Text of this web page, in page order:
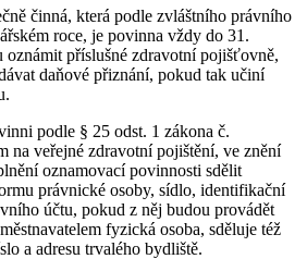
činná, která podle zvláštního právního
roce, je povinna vždy do 31.
oznámit příslušné zdravotní pojišťovně,
daňové přiznání, pokud tak učiní
podle § 25 odst. 1 zákona č.
na veřejné zdravotní pojištění, ve znění
oznamovací povinnosti sdělit
právnické osoby, sídlo, identifikační
účtu, pokud z něj budou provádět
fyzická osoba, sděluje též
a adresu trvalého bydliště.